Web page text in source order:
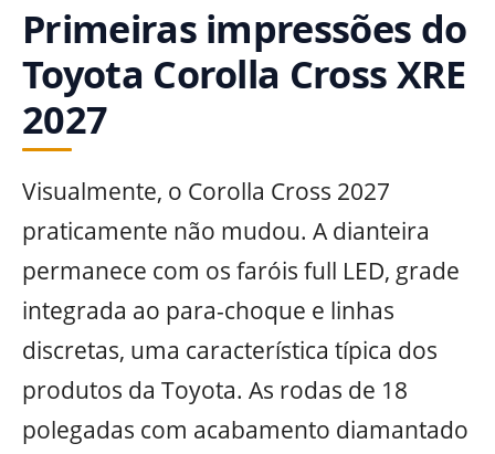
Primeiras impressões do
Toyota Corolla Cross XRE
2027
Visualmente, o Corolla Cross 2027
praticamente não mudou. A dianteira
permanece com os faróis full LED, grade
integrada ao para-choque e linhas
discretas, uma característica típica dos
produtos da Toyota. As rodas de 18
polegadas com acabamento diamantado